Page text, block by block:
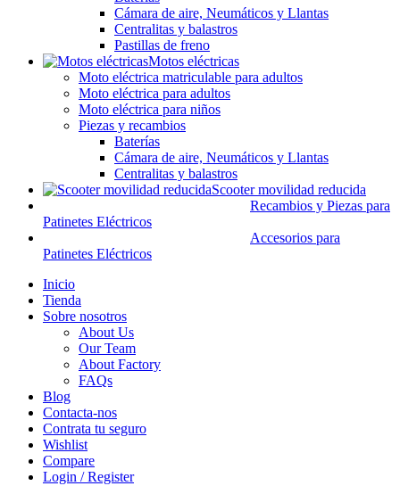
Cámara de aire, Neumáticos y Llantas
Centralitas y balastros
Pastillas de freno
Motos eléctricas
Moto eléctrica matriculable para adultos
Moto eléctrica para adultos
Moto eléctrica para niños
Piezas y recambios
Baterías
Cámara de aire, Neumáticos y Llantas
Centralitas y balastros
Scooter movilidad reducida
Recambios y Piezas para
Patinetes Eléctricos
Accesorios para
Patinetes Eléctricos
Inicio
Tienda
Sobre nosotros
About Us
Our Team
About Factory
FAQs
Blog
Contacta-nos
Contrata tu seguro
Wishlist
Compare
Login / Register